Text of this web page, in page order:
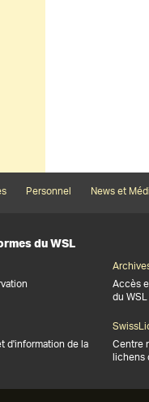
Personnel News et
du WSL
Accès
du
d'information de la
Centre
lichens